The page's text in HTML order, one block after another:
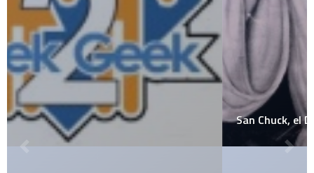
San Chuck, el Dios Friki por excelencia